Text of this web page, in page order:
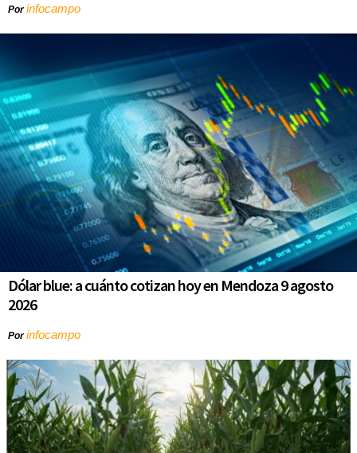
Porinfocampo
Dólar blue: a cuánto cotizan hoy en Mendoza 9 agosto
2026
Porinfocampo